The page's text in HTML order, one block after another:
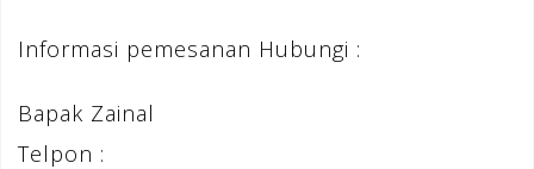
Informasi pemesanan Hubungi :
Bapak Zainal
Telpon :